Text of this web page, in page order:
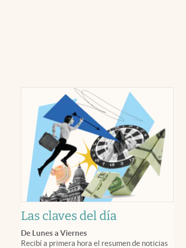
Las claves del día
De Lunes a Viernes
Recibí a primera hora el resumen de noticias